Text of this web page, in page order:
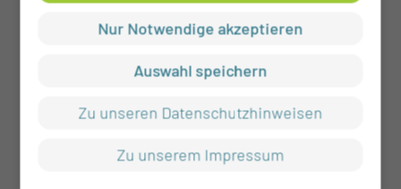
Nur Notwendige akzeptieren
Auswahl speichern
Zu unseren Datenschutzhinweisen
Zu unserem Impressum